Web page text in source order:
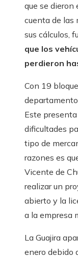
que se dieron
cuenta de las
sus cálculos,
que los
perdieron
Con 19
Este
dificultades
tipo de
razones es
Vicente de
realizar un
abierto y la
a la empresa
La Guajira
enero debido